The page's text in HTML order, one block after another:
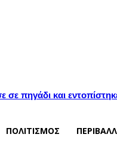
πηγάδι και
ΠΟΛΙΤΙΣΜΟΣ